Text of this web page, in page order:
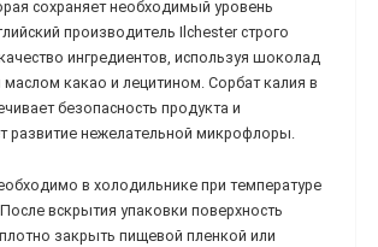
сохраняет необходимый уровень
производитель Ilchester строго
ингредиентов, используя шоколад
какао и лецитином. Сорбат калия в
безопасность продукта и
развитие нежелательной микрофлоры.
в холодильнике при температуре
вскрытия упаковки поверхность
закрыть пищевой пленкой или